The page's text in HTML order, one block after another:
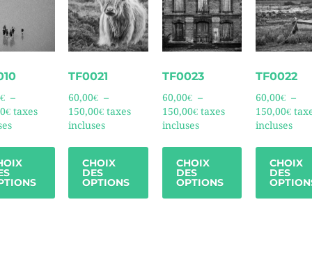
€ –
€ taxes
TF0021
60,00€ –
150,00€ taxes
incluses
CHOIX
DES
OPTIONS
TF0023
60,00€ –
150,00€ taxes
incluses
CHOIX
DES
OPTIONS
TF0022
60,00€ –
150,00€
incluses
CHOIX
DES